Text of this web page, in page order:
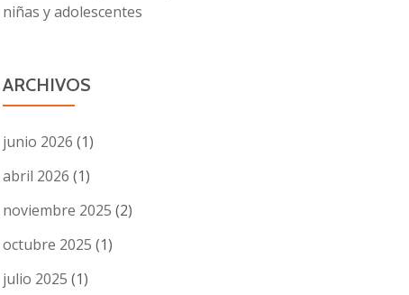
niñas y adolescentes
ARCHIVOS
junio 2026 (1)
abril 2026 (1)
noviembre 2025 (2)
octubre 2025 (1)
julio 2025 (1)